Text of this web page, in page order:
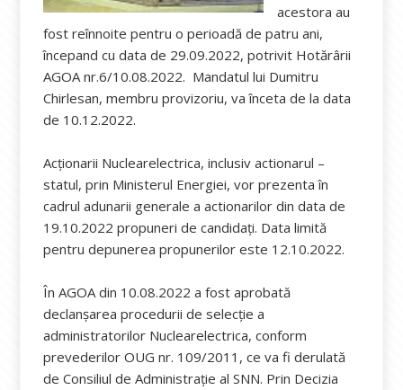
acestora au
fost reînnoite pentru o perioadă de patru ani,
începand cu data de 29.09.2022, potrivit Hotărârii
AGOA nr.6/10.08.2022. Mandatul lui Dumitru
Chirlesan, membru provizoriu, va înceta de la data
de 10.12.2022.
Acționarii Nuclearelectrica, inclusiv actionarul –
statul, prin Ministerul Energiei, vor prezenta în
cadrul adunarii generale a actionarilor din data de
19.10.2022 propuneri de candidați. Data limită
pentru depunerea propunerilor este 12.10.2022.
În AGOA din 10.08.2022 a fost aprobată
declanșarea procedurii de selecție a
administratorilor Nuclearelectrica, conform
prevederilor OUG nr. 109/2011, ce va fi derulată
de Consiliul de Administrație al SNN. Prin Decizia